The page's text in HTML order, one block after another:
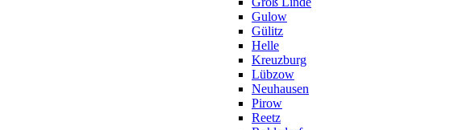
Gulow
Gülitz
Helle
Kreuzburg
Lübzow
Neuhausen
Pirow
Reetz